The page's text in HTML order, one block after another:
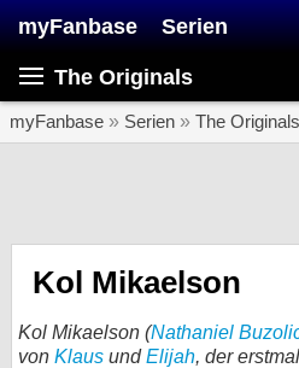
myFanbase Serien
The Originals
myFanbase » Serien » The Originals
Kol Mikaelson
Kol Mikaelson (Nathaniel
von Klaus undElijah, der
SERIEN
KULTUR